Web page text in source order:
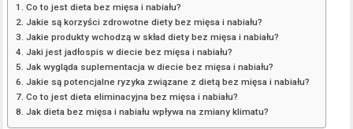
Co to jest dieta bez mięsa i nabiału?
Jakie są korzyści zdrowotne diety bez mięsa i nabiału?
Jakie produkty wchodzą w skład diety bez mięsa i nabiału?
Jaki jest jadłospis w diecie bez mięsa i nabiału?
Jak wygląda suplementacja w diecie bez mięsa i nabiału?
Jakie są potencjalne ryzyka związane z dietą bez mięsa i nabiału?
Co to jest dieta eliminacyjna bez mięsa i nabiału?
Jak dieta bez mięsa i nabiału wpływa na zmiany klimatu?